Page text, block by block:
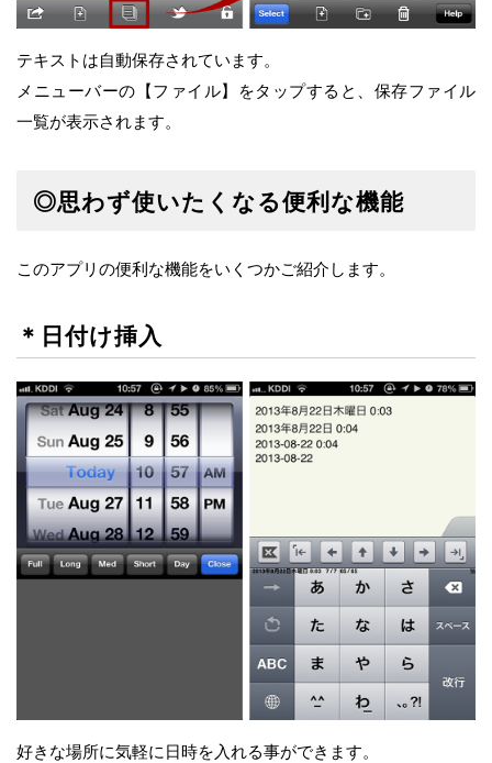
テキストは自動保存されています。
メニューバーの【ファイル】をタップすると、保存ファイル
一覧が表示されます。
◎思わず使いたくなる便利な機能
このアプリの便利な機能をいくつかご紹介します。
＊日付け挿入
好きな場所に気軽に日時を入れる事ができます。